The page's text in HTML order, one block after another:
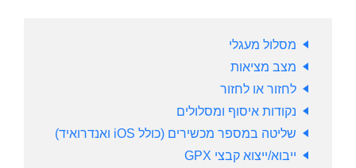
מסלול מעגלי
מצב מציאות
לחזור או לחזור
נקודות איסוף ומסלולים
שליטה במספר מכשירים (כולל iOS ואנדרואיד)
ייבוא/ייצוא קבצי GPX